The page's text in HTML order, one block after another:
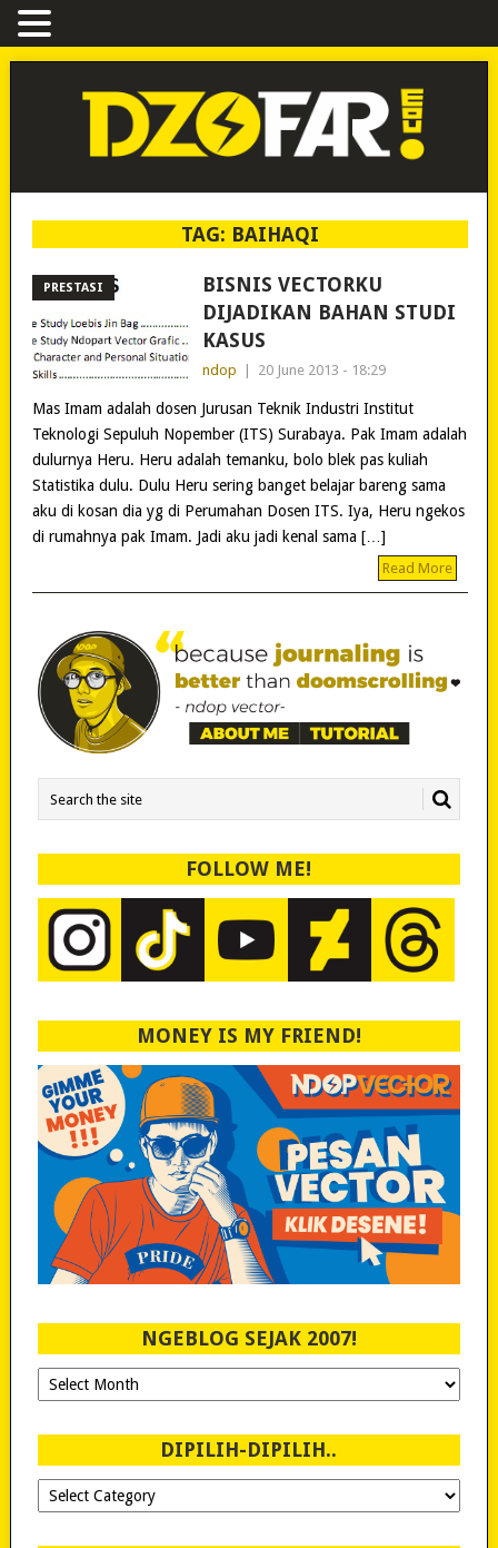
TAG: BAIHAQI
PRESTASI
BISNIS VECTORKU
DIJADIKAN BAHAN STUDI
KASUS
ndop 20 June 2013 - 18:29
Mas Imam adalah dosen Jurusan Teknik Industri Institut
Teknologi Sepuluh Nopember (ITS) Surabaya. Pak Imam adalah
dulurnya Heru. Heru adalah temanku, bolo blek pas kuliah
Statistika dulu. Dulu Heru sering banget belajar bareng sama
aku di kosan dia yg di Perumahan Dosen ITS. Iya, Heru ngekos
di rumahnya pak Imam. Jadi aku jadi kenal sama […]
Read More
FOLLOW ME!
MONEY IS MY FRIEND!
NGEBLOG SEJAK 2007!
Ngeblog
Sejak
DIPILIH-DIPILIH..
Dipilih-
dipilih..